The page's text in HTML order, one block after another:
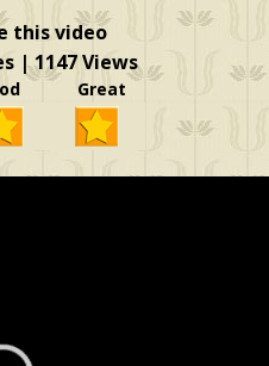
this video
| 1147 Views
Great